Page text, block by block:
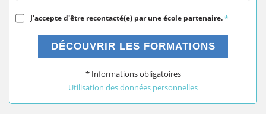
J'accepte d'être recontacté(e) par une école partenaire.*
DÉCOUVRIR LES FORMATIONS
* Informations obligatoires
Utilisation des données personnelles